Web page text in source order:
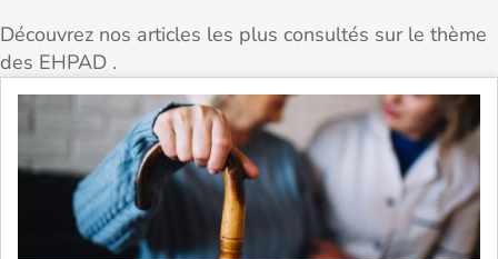
Découvrez nos articles les plus consultés sur le thème
des EHPAD .